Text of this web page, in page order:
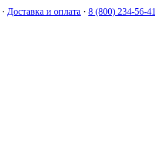
· Доставка и оплата · 8 (800) 234-56-41